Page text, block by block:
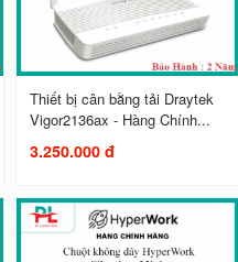
Thiết bị cân bằng tải Draytek
Vigor2136ax - Hàng Chính...
3.250.000 đ